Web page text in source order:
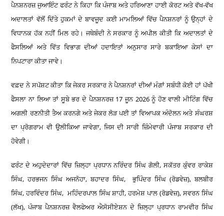
ਪੈਨਸ਼ਨਰਜ਼ ਜੁਆਇੰਟ ਫਰੰਟ ਨੇ ਕਿਹਾ ਕਿ ਪੰਜਾਬ ਅਤੇ ਹਰਿਆਣਾ ਹਾਈ ਕੋਰਟ ਅਤੇ ਵੱਖ-ਵੱਖ
ਅਦਾਲਤਾਂ ਵੱਲੋਂ ਦਿੱਤੇ ਹੁਕਮਾਂ ਦੇ ਬਾਵਜੂਦ ਕਈ ਮਾਮਲਿਆਂ ਵਿੱਚ ਪੈਨਸ਼ਨਰਾਂ ਨੂੰ ਉਨ੍ਹਾਂ ਦੇ
ਵਿਧਾਨਕ ਹੱਕ ਨਹੀਂ ਮਿਲ ਰਹੇ। ਜਥੇਬੰਦੀ ਨੇ ਸਰਕਾਰ ਨੂੰ ਅਪੀਲ ਕੀਤੀ ਕਿ ਅਦਾਲਤਾਂ ਦੇ
ਫੈਸਲਿਆਂ ਅਤੇ ਵਿੱਤ ਵਿਭਾਗ ਦੀਆਂ ਹਦਾਇਤਾਂ ਅਨੁਸਾਰ ਸਾਰੇ ਬਕਾਇਆ ਕੇਸਾਂ ਦਾ
ਨਿਪਟਾਰਾ ਕੀਤਾ ਜਾਵੇ।
ਵਫ਼ਦ ਨੇ ਸਪੱਸ਼ਟ ਕੀਤਾ ਕਿ ਜੇਕਰ ਸਰਕਾਰ ਨੇ ਪੈਨਸ਼ਨਰਾਂ ਦੀਆਂ ਮੰਗਾਂ ਸਬੰਧੀ ਕੋਈ ਹਾਂ ਪੱਖੀ
ਫੈਸਲਾ ਨਾ ਲਿਆ ਤਾਂ ਸੂਬੇ ਭਰ ਦੇ ਪੈਨਸ਼ਨਰਜ਼ 17 ਜੂਨ 2026ਨੂੰ ਹੋਣ ਵਾਲੀ ਮੀਟਿੰਗ ਵਿੱਚ
ਅਗਲੀ ਰਣਨੀਤੀ ਤੈਅ ਕਰਨਗੇ ਅਤੇ ਜੇਕਰ ਲੋੜ ਪਈ ਤਾਂ ਵਿਆਪਕ ਅੰਦੋਲਨ ਅਤੇ ਸੰਘਰਸ਼
ਦਾ ਪ੍ਰੋਗਰਾਮ ਵੀ ਉਲੀਕਿਆ ਜਾਵੇਗਾ, ਜਿਸ ਦੀ ਸਾਰੀ ਜ਼ਿੰਮੇਵਾਰੀ ਪੰਜਾਬ ਸਰਕਾਰ ਦੀ
ਹੋਵੇਗੀ।
ਫਰੰਟ ਦੇ ਅਹੁਦੇਦਾਰਾਂ ਵਿੱਚ ਜ਼ਿਲ੍ਹਾ ਪ੍ਰਧਾਨ ਨਰਿੰਦਰ ਸਿੰਘ ਗੋਲੀ, ਸਕੱਤਰ ਕੁੰਵਰ ਰਾਕੇਸ਼
ਸਿੰਘ,ਹਰਭਜਨ ਸਿੰਘ ਅਜਨੋਹਾ,ਬਹਾਦਰ ਸਿੰਘ, ਭੁਪਿੰਦਰ ਸਿੰਘ (ਰੋਡਵੇਜ਼), ਬਲਬੀਰ
ਸਿੰਘ,ਹਰਵਿੰਦਰ ਸਿੰਘ, ਮਹਿੰਦਰਪਾਲ ਸਿੰਘ ਸ਼ਾਹੀ,ਹਰਮੇਸ਼ ਪਾਲ (ਰੋਡਵੇਜ਼), ਸਵਰਨ ਸਿੰਘ
(ਲੱਖ),ਪੰਜਾਬ ਪੈਨਸ਼ਨਰਜ਼ ਵੈਲਫੇਅਰ ਐਸੋਸੀਏਸ਼ਨ ਦੇ ਜ਼ਿਲ੍ਹਾ ਪ੍ਰਧਾਨ ਰਾਮਵੀਰ ਸਿੰਘ